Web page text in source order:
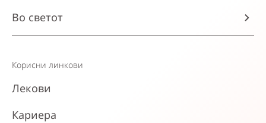
Во светот
Корисни линкови
Лекови
Кариера